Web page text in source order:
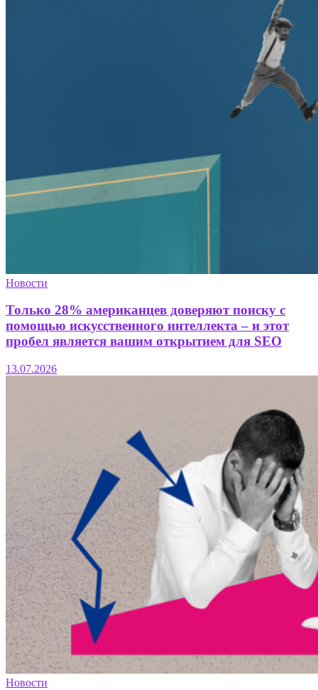
Новости
Только 28% американцев доверяют поиску с
помощью искусственного интеллекта – и этот
пробел является вашим открытием для SEO
13.07.2026
Новости